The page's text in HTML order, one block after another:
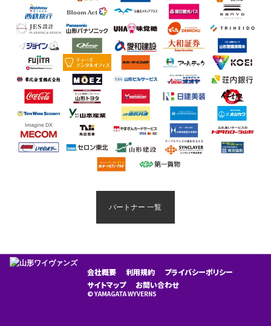
パートナー 一覧
会社概要 利用規約
プライバシーポリシー
サイトマップ
お問い合わせ
© YAMAGATA WYVERNS